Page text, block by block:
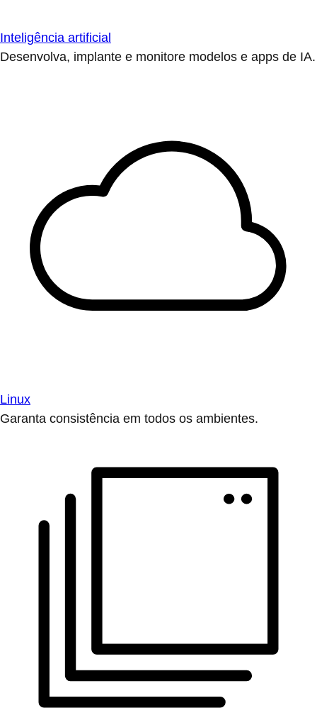
Inteligência artificial
Desenvolva, implante e monitore modelos e apps de IA.
Linux
Garanta consistência em todos os ambientes.